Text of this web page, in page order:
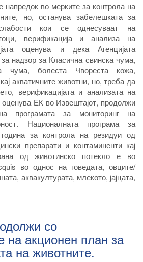
напредок во мерките за контрола на
но, останува забелешката за
слабости кои се однесуваат на
верификација и анализа на
оценува и дека Агенцијата
надзор за Класична свинска чума,
чума, болеста Чвореста кожа,
акватичните животни, но, треба да
верификацијата и анализата на
оценува ЕК во Извештајот, продолжи
програмата за мониторинг на
Националната програма за
за контрола на резидуи од
препарати и контаминенти кај
од животинско потекло е во
во однос на говедата, овците/
аквакултурата, млекото, јајцата,
со
на акционен план за
на животните.